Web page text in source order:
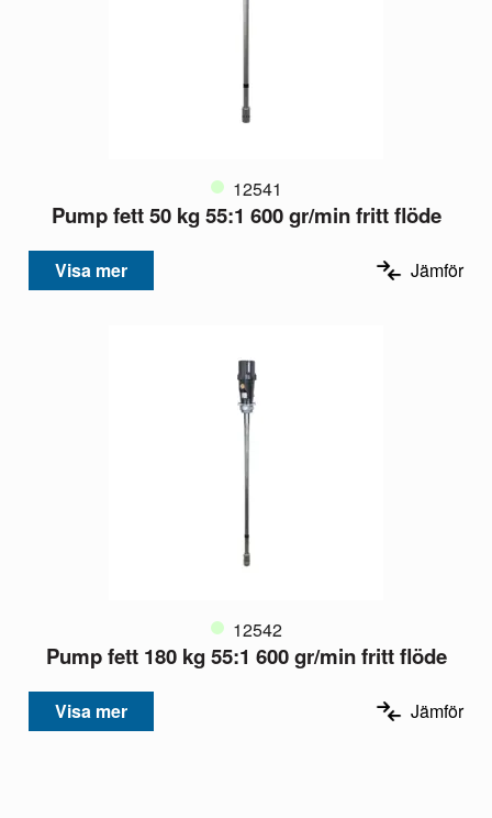
12541
Pump fett 50 kg 55:1 600 gr/min fritt flöde
Visa mer Jämför
12542
Pump fett 180 kg 55:1 600 gr/min fritt flöde
Visa mer Jämför